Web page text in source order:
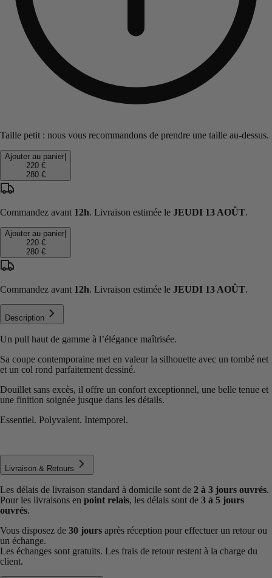
Taille petit : nous vous recommandons de prendre une taille au-dessus.
Ajouter au panier
220 €
280 €
Commandez avant 12h. Livraison estimée le JEUDI 13 AOÛT.
Ajouter au panier
220 €
280 €
Commandez avant 12h. Livraison estimée le JEUDI 13 AOÛT.
Description
Un pull haut de gamme à l’élégance maîtrisée.
Sa coupe contemporaine met en valeur la silhouette avec un tombé net
et un col rond parfaitement dessiné.
Douillet sans excès, il offre un confort exceptionnel, une belle tenue et
une finition soignée jusque dans les détails.
Essentiel. Polyvalent. Intemporel.
Livraison & Retours
Les délais de livraison standard à domicile sont de 2 à 3 jours ouvrés.
Pour les livraisons en point relais, les délais sont de 3 à 5 jours
ouvrés.
Vous disposez de 30 jours après réception pour effectuer un retour ou
un échange.
Les échanges sont gratuits. Les frais de retour restent à la charge du
client.